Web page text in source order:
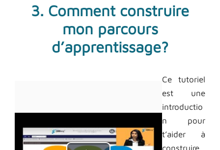
3. Comment construire
mon parcours
d’apprentissage?
Ce tutoriel
est une
introductio
n pour
t’aider à
construire